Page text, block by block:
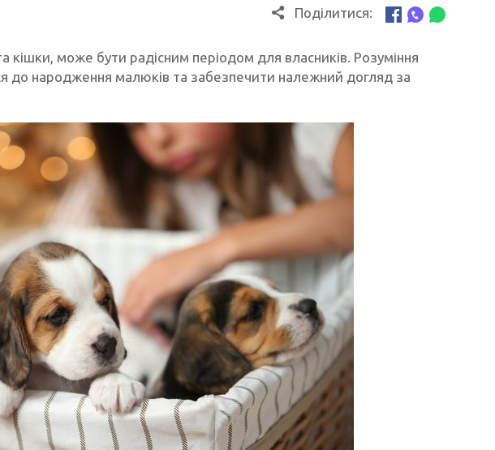
Поділитися:
кішки, може бути радісним періодом для власників. Розуміння
до народження малюків та забезпечити належний догляд за